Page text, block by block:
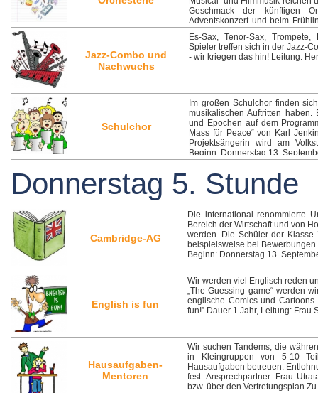
Geschmack der künftigen
Adventskonzert und beim
Klassen 5-8. Schüler der
Unterrichts mindestens ein
Frau Herzog, Beginn: 13.
I001!
Jazz-Combo und
Nachwuchs
Es-Sax, Tenor-Sax,
Spieler treffen sich in der Jazz-
- wir kriegen das hin! Leitung:
Schulchor
Im großen Schulchor finden
musikalischen Auftritten
und Epochen auf dem
Mass für Peace“ von Karl
Projektsängerin wird am
Beginn: Donnerstag 13.
Donnerstag 5. Stunde
Cambridge-AG
Die international renommierte
Bereich der Wirtschaft und von
werden. Die Schüler der
beispielsweise bei
Beginn: Donnerstag 13.
English is fun
Wir werden viel Englisch reden
„The Guessing game“ werden
englische Comics und
fun!” Dauer 1 Jahr, Leitung: Frau
Hausaufgaben-
Mentoren
Wir suchen Tandems, die
in Kleingruppen von 5-10
Hausaufgaben betreuen.
fest. Ansprechpartner: Frau
bzw. über den Vertretungsplan